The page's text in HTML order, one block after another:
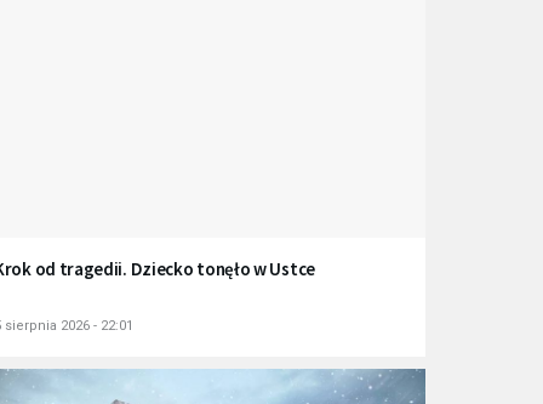
od tragedii. Dziecko tonęło w Ustce
sierpnia 2026 - 22:01